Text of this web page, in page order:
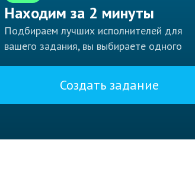
Находим за 2 минуты
Подбираем лучших исполнителей для
вашего задания, вы выбираете одного
Создать задание